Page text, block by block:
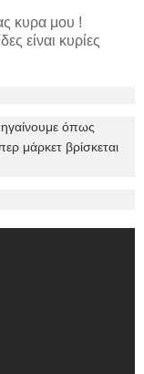
κυρα μου !
είναι κυρίες
όπως
μάρκετ βρίσκεται